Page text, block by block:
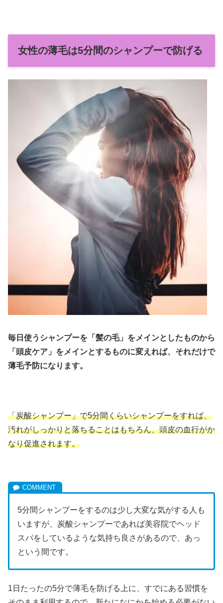
女性の薄毛は5分間のシャンプーで防げる
毎日使うシャンプーを「髪の毛」をメインとしたものから
「頭皮ケア」をメインとするものに変えれば、それだけで
薄毛予防になります。
「炭酸シャンプー」で5分間くらいシャンプーをすれば、
汚れがしっかりと落ちることはもちろん、頭皮の血行がか
なり促進されます。
5分間シャンプーをするのは少し大変な気がする人も
いますが、炭酸シャンプーであれば美容院でヘッド
スパをしているような気持ち良さがあるので、あっ
という間です。
1日たったの5分で薄毛を防げる上に、すでにある習慣を